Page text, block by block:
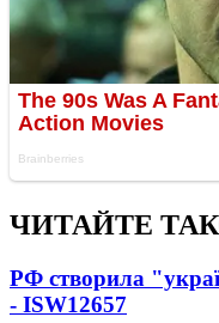
ЧИТАЙТЕ
РФ створила
- ISW12657